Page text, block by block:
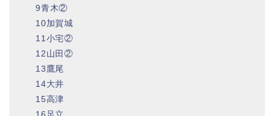
9青木②
10加賀城
11小宅②
12山田②
13鷹尾
14大井
15高津